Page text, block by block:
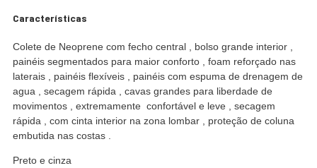
Características
Colete de Neoprene com fecho central , bolso grande interior ,
painéis segmentados para maior conforto , foam reforçado nas
laterais , painéis flexíveis , painéis com espuma de drenagem de
agua , secagem rápida , cavas grandes para liberdade de
movimentos , extremamente confortável e leve , secagem
rápida , com cinta interior na zona lombar , proteção de coluna
embutida nas costas .
Preto e cinza